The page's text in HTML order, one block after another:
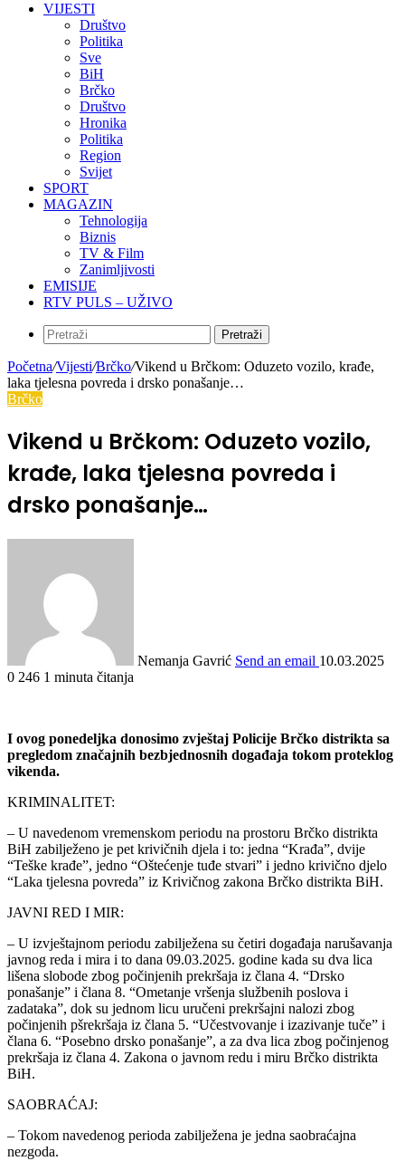
VIJESTI
Društvo
Politika
Sve
BiH
Brčko
Društvo
Hronika
Politika
Region
Svijet
SPORT
MAGAZIN
Tehnologija
Biznis
TV & Film
Zanimljivosti
EMISIJE
RTV PULS – UŽIVO
Pretraži
Početna/Vijesti/Brčko/Vikend u Brčkom: Oduzeto vozilo, krađe,
laka tjelesna povreda i drsko ponašanje…
Brčko
Vikend u Brčkom: Oduzeto vozilo,
krađe, laka tjelesna povreda i
drsko ponašanje…
Nemanja Gavrić Send an email 10.03.2025
0 246 1 minuta čitanja
I ovog ponedeljka donosimo zvještaj Policije Brčko distrikta sa
pregledom značajnih bezbjednosnih događaja tokom proteklog
vikenda.
KRIMINALITET:
– U navedenom vremenskom periodu na prostoru Brčko distrikta
BiH zabilježeno je pet krivičnih djela i to: jedna “Krađa”, dvije
“Teške krađe”, jedno “Oštećenje tuđe stvari” i jedno krivično djelo
“Laka tjelesna povreda” iz Krivičnog zakona Brčko distrikta BiH.
JAVNI RED I MIR:
– U izvještajnom periodu zabilježena su četiri događaja narušavanja
javnog reda i mira i to dana 09.03.2025. godine kada su dva lica
lišena slobode zbog počinjenih prekršaja iz člana 4. “Drsko
ponašanje” i člana 8. “Ometanje vršenja službenih poslova i
zadataka”, dok su jednom licu uručeni prekršajni nalozi zbog
počinjenih pšrekršaja iz člana 5. “Učestvovanje i izazivanje tuče” i
člana 6. “Posebno drsko ponašanje”, a za dva lica zbog počinjenog
prekršaja iz člana 4. Zakona o javnom redu i miru Brčko distrikta
BiH.
SAOBRAĆAJ:
– Tokom navedenog perioda zabilježena je jedna saobraćajna
nezgoda.